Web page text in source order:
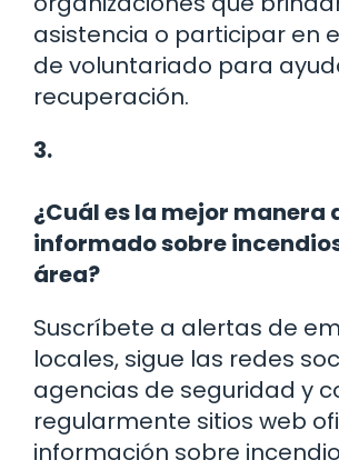
asistencia o participar en
de voluntariado para
recuperación.
3.
¿Cuál es la mejor manera
informado sobre
área?
Suscríbete a alertas de
locales, sigue las redes
agencias de seguridad y
regularmente sitios web
información sobre